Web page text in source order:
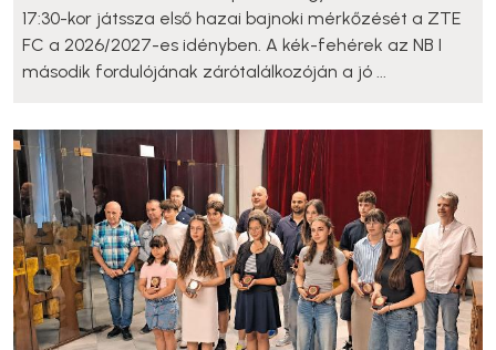
17:30-kor játssza első hazai bajnoki mérkőzését a ZTE
FC a 2026/2027-es idényben. A kék-fehérek az NB I
második fordulójának zárótalálkozóján a jó ...